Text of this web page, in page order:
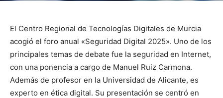
El Centro Regional de Tecnologías Digitales de Murcia
acogió el foro anual «Seguridad Digital 2025». Uno de los
principales temas de debate fue la seguridad en Internet,
con una ponencia a cargo de Manuel Ruiz Carmona.
Además de profesor en la Universidad de Alicante, es
experto en ética digital. Su presentación se centró en